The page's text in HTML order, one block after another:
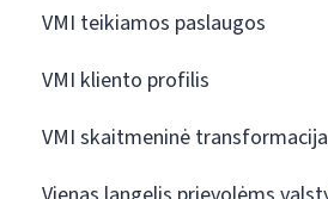
VMI teikiamos paslaugos
VMI kliento profilis
VMI skaitmeninė transformacija